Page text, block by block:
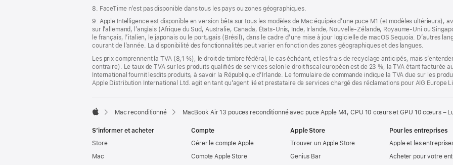
8. FaceTime n’est pas disponible dans tous les pays ou zones géographiques.
9. Apple Intelligence est disponible en version bêta sur tous les modèles de Mac équipés d’une puce M1 (et modèles ultérieurs),
sur l’allemand, l’anglais (Afrique du Sud, Australie, Canada, États-Unis, Inde, Irlande, Nouvelle-Zélande, Royaume-Uni ou
le français, l’italien, le japonais ou le portugais (Brésil), dans le cadre d’une mise à jour logicielle de macOS Sequoia. D’autres
courant de l’année. La disponibilité des fonctionnalités peut varier en fonction des zones géographiques et des langues.
Les prix comprennent la TVA (8,1 %), le droit de timbre fédéral, le cas échéant, et les frais de recyclage anticipés, mais
contraire). Le taux de TVA sur les produits qualifiés de services selon le droit fiscal européen est de 23 %, la TVA étant facturée
International fournit lesdits produits, à savoir la République d’Irlande. Le formulaire de commande indique la TVA due sur les
Apple Distribution International Ltd. agit en tant qu’agent lié et prestataire de services chargé des réclamations pour AIG Europe
Mac reconditionné MacBook Air 13 pouces reconditionné avec puce Apple M4, CPU 10 cœurs et GPU 10 cœurs –
S’informer et acheter
Store
Mac
Compte
Gérer le compte Apple
Compte Apple Store
Apple Store
Trouver un Apple Store
Genius Bar
Pour les entreprises
Apple et les
Acheter pour votre